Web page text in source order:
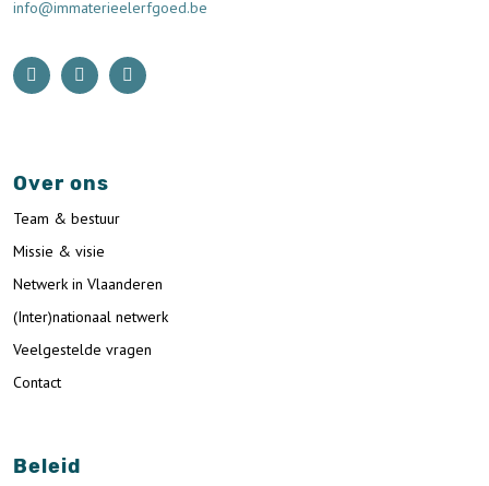
info@immaterieelerfgoed.be
Over ons
Team & bestuur
Missie & visie
Netwerk in Vlaanderen
(Inter)nationaal netwerk
Veelgestelde vragen
Contact
Beleid